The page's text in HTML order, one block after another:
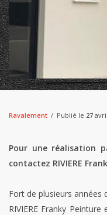
Ravalement Publié le 27
Pour une réalisation
contactez RIVIERE
Fort de plusieurs années
RIVIERE Franky